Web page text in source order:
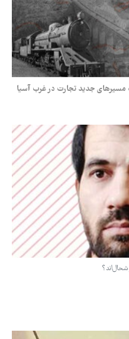
مسیرهای جدید تجارت در غرب آسیا